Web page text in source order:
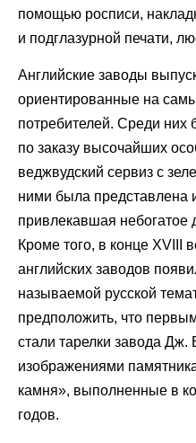
помощью росписи,
и подглазурной печати,
Английские заводы
ориентированные на
потребителей. Среди
по заказу высочайших
веджвудский сервиз с
ними была представлена
привлекавшая небогатое
Кроме того, в конце XVIII
английских заводов
называемой русской
предположить, что
стали тарелки завода
изображениями
камня», выполненные в
годов.